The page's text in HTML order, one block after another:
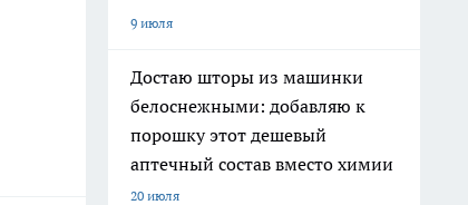
9 июля
Достаю шторы из машинки
белоснежными: добавляю к
порошку этот дешевый
аптечный состав вместо химии
20 июля